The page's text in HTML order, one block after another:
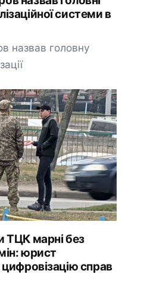
системи в
назвав головну
ТЦК марні без
юрист
справ